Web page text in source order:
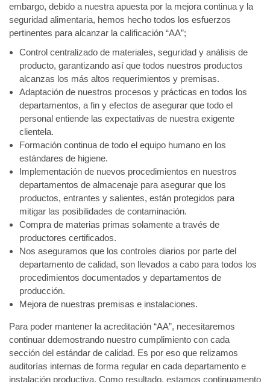
embargo, debido a nuestra apuesta por la mejora continua y la
seguridad alimentaria, hemos hecho todos los esfuerzos
pertinentes para alcanzar la calificación “AA”;
Control centralizado de materiales, seguridad y análisis de
producto, garantizando así que todos nuestros productos
alcanzas los más altos requerimientos y premisas.
Adaptación de nuestros procesos y prácticas en todos los
departamentos, a fin y efectos de asegurar que todo el
personal entiende las expectativas de nuestra exigente
clientela.
Formación continua de todo el equipo humano en los
estándares de higiene.
Implementación de nuevos procedimientos en nuestros
departamentos de almacenaje para asegurar que los
productos, entrantes y salientes, están protegidos para
mitigar las posibilidades de contaminación.
Compra de materias primas solamente a través de
productores certificados.
Nos aseguramos que los controles diarios por parte del
departamento de calidad, son llevados a cabo para todos los
procedimientos documentados y departamentos de
producción.
Mejora de nuestras premisas e instalaciones.
Para poder mantener la acreditación “AA”, necesitaremos
continuar ddemostrando nuestro cumplimiento con cada
sección del estándar de calidad. Es por eso que relizamos
auditorías internas de forma regular en cada departamento e
instalación productiva. Como resultado, estamos continuamento